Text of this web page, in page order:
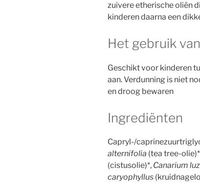
zuivere etherische oliën
kinderen daarna een
Het gebruik van
Geschikt voor kinderen
aan. Verdunning is niet
en droog bewaren
Ingrediënten
Capryl-/
alternifolia (tea tree-
(cistusolie)*, Canarium
caryophyllus